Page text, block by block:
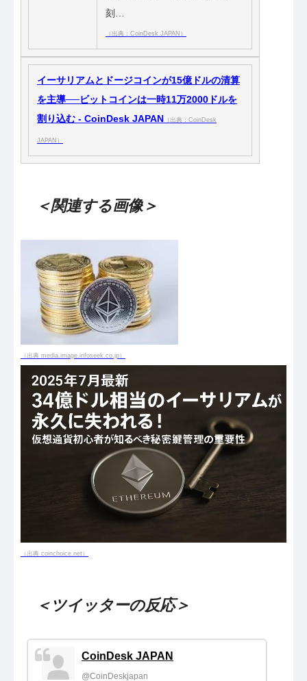
刻…
（出典：CoinDesk JAPAN）
イーサリアムとドージコインが15億ドルの清算
を主導──ビットコインは一時11万2000ドルを
割り込む - CoinDesk JAPAN （出典：CoinDesk
JAPAN）
＜関連する画像＞
（出典 media.image.infoseek.co.jp）
（出典 coinchoice.net）
＜ツイッターの反応＞
CoinDesk JAPAN
@CoinDeskjapan